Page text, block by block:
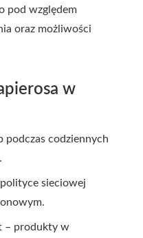
pod względem
oraz możliwości
w
podczas codziennych
sieciowej
– produkty w